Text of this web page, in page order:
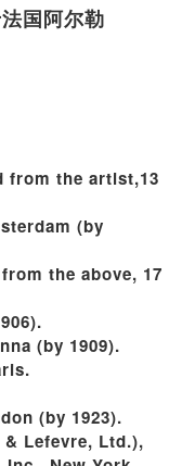
国阿尔勒
from the artist,13
(by
the above, 17
(by 1909).
(by 1923).
Lefevre, Ltd.),